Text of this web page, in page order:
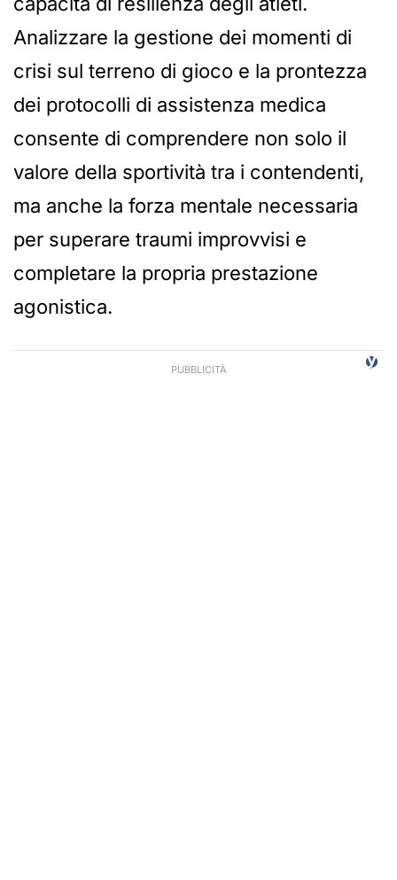
Analizzare la gestione dei momenti di
crisi sul terreno di gioco e la prontezza
dei protocolli di assistenza medica
consente di comprendere non solo il
valore della sportività tra i contendenti,
ma anche la forza mentale necessaria
per superare traumi improvvisi e
completare la propria prestazione
agonistica.